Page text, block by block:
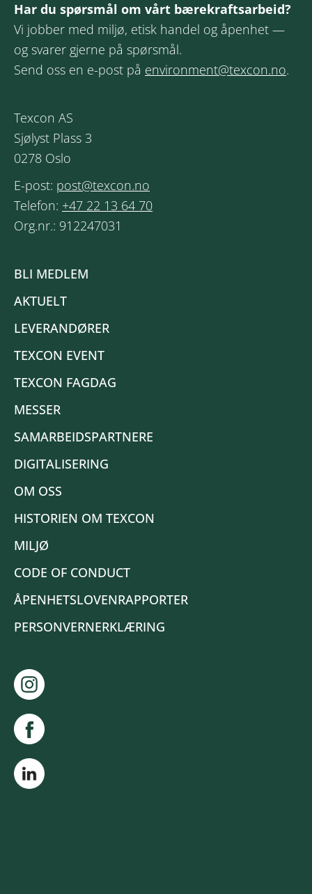
Har du spørsmål om vårt bærekraftsarbeid?
Vi jobber med miljø, etisk handel og åpenhet —
og svarer gjerne på spørsmål.
Send oss en e-post på environment@texcon.no.
Texcon AS
Sjølyst Plass 3
0278 Oslo
E-post: post@texcon.no
Telefon: +47 22 13 64 70
Org.nr.: 912247031
BLI MEDLEM
AKTUELT
LEVERANDØRER
TEXCON EVENT
TEXCON FAGDAG
MESSER
SAMARBEIDSPARTNERE
DIGITALISERING
OM OSS
HISTORIEN OM TEXCON
MILJØ
CODE OF CONDUCT
ÅPENHETSLOVENRAPPORTER
PERSONVERNERKLÆRING